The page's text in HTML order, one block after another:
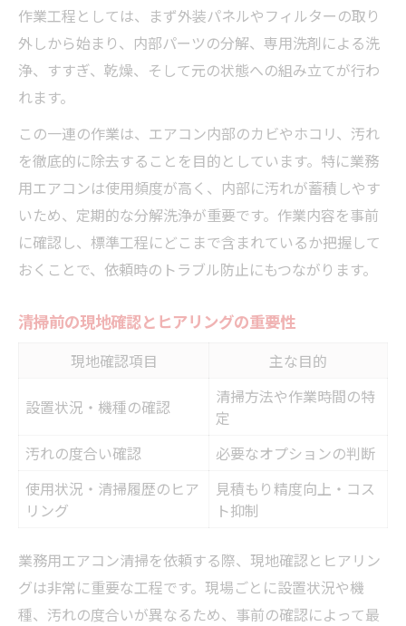
作業工程としては、まず外装パネルやフィルターの取り
外しから始まり、内部パーツの分解、専用洗剤による洗
浄、すすぎ、乾燥、そして元の状態への組み立てが行わ
れます。
この一連の作業は、エアコン内部のカビやホコリ、汚れ
を徹底的に除去することを目的としています。特に業務
用エアコンは使用頻度が高く、内部に汚れが蓄積しやす
いため、定期的な分解洗浄が重要です。作業内容を事前
に確認し、標準工程にどこまで含まれているか把握して
おくことで、依頼時のトラブル防止にもつながります。
清掃前の現地確認とヒアリングの重要性
現地確認項目 主な目的
設置状況・機種の確認
清掃方法や作業時間の特
定
汚れの度合い確認
必要なオプションの判断
使用状況・清掃履歴のヒア
リング
見積もり精度向上・コス
ト抑制
業務用エアコン清掃を依頼する際、現地確認とヒアリン
グは非常に重要な工程です。現場ごとに設置状況や機
種、汚れの度合いが異なるため、事前の確認によって最